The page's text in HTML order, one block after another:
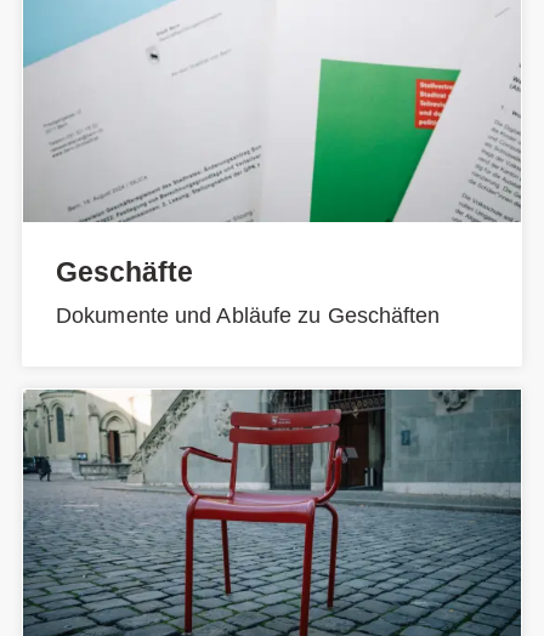
Geschäfte
Dokumente und Abläufe zu Geschäften